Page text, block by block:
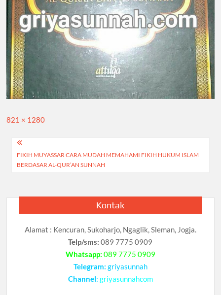
Full
821 × 1280
Navigasi
pos
FIKIH MUYASSAR CARA MUDAH MEMAHAMI FIKIH HUKUM ISLAM
BERDASAR AL-QUR’AN SUNNAH
Kontak
Alamat : Kencuran, Sukoharjo, Ngaglik, Sleman, Jogja.
Telp/sms: 089 7775 0909
Whatsapp: 089 7775 0909
Telegram: griyasunnah
Channel: griyasunnahcom